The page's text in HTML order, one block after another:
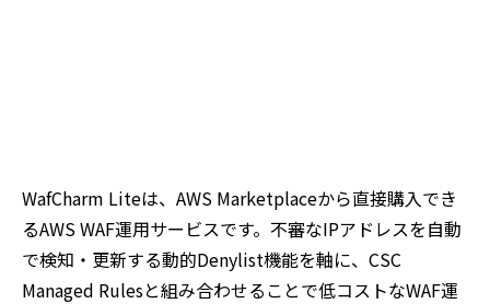
WafCharm Liteは、AWS Marketplaceから直接購入でき
るAWS WAF運用サービスです。不審なIPアドレスを自動
で検知・更新する動的Denylist機能を軸に、CSC
Managed Rulesと組み合わせることで低コストなWAF運